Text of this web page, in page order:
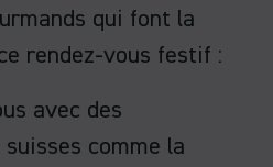
qui font la
rendez-vous festif :
avec des
comme la